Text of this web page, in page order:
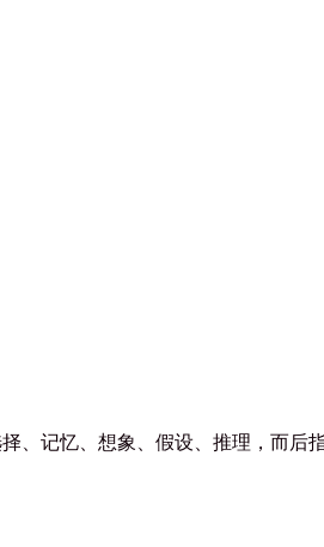
、记忆、想象、假设、推理，而后指